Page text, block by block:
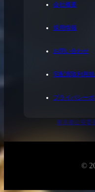
会社概要
採用情報
お問い合わせ
宅配買取利用
プライバシー
東京都公安委
©